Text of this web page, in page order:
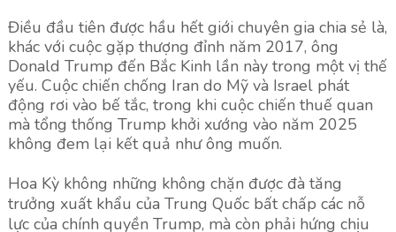
Điều đầu tiên được hầu hết giới chuyên gia chia sẻ là,
khác với cuộc gặp thượng đỉnh năm 2017, ông
Donald Trump đến Bắc Kinh lần này trong một vị thế
yếu. Cuộc chiến chống Iran do Mỹ và Israel phát
động rơi vào bế tắc, trong khi cuộc chiến thuế quan
mà tổng thống Trump khởi xướng vào năm 2025
không đem lại kết quả như ông muốn.
Hoa Kỳ không những không chặn được đà tăng
trưởng xuất khẩu của Trung Quốc bất chấp các nỗ
lực của chính quyền Trump, mà còn phải hứng chịu